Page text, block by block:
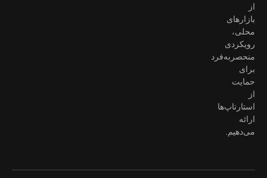
از
بازارهای
محلی،
رویکردی
منحصربه‌فرد
برای
حمایت
از
استارتاپ‌ها
ارائه
می‌دهیم.